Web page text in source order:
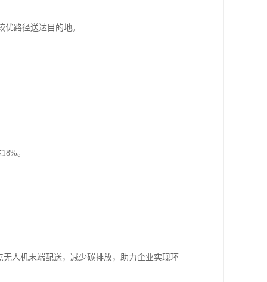
路径送达目的地。
。
人机末端配送，减少碳排放，助力企业实现环